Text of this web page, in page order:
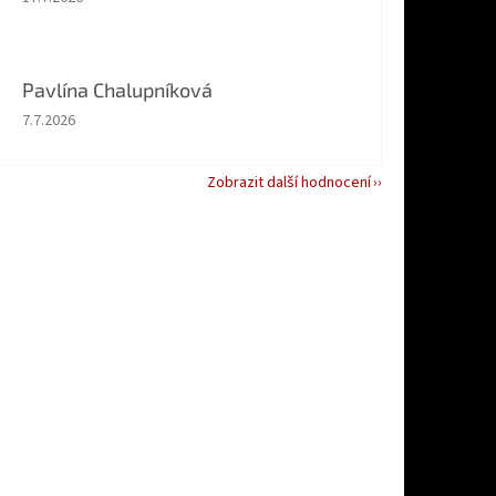
Pavlína Chalupníková
Hodnocení obchodu je 5 z 5 hvězdiček.
7.7.2026
Zobrazit další hodnocení